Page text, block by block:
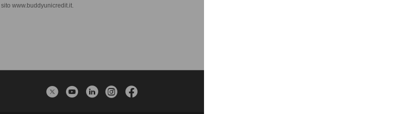
www.buddyunicredit.it.
TwitterYouTube